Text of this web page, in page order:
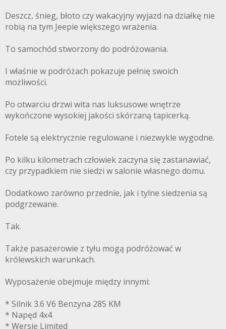
Deszcz, śnieg, błoto czy wakacyjny wyjazd na działkę nie
robią na tym Jeepie większego wrażenia.
To samochód stworzony do podróżowania.
I właśnie w podróżach pokazuje pełnię swoich
możliwości.
Po otwarciu drzwi wita nas luksusowe wnętrze
wykończone wysokiej jakości skórzaną tapicerką.
Fotele są elektrycznie regulowane i niezwykle wygodne.
Po kilku kilometrach człowiek zaczyna się zastanawiać,
czy przypadkiem nie siedzi w salonie własnego domu.
Dodatkowo zarówno przednie, jak i tylne siedzenia są
podgrzewane.
Tak.
Także pasażerowie z tyłu mogą podróżować w
królewskich warunkach.
Wyposażenie obejmuje między innymi:
* Silnik 3.6 V6 Benzyna 285 KM
* Napęd 4x4
* Wersję Limited